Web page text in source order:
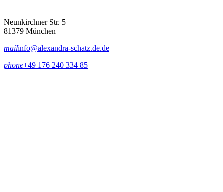
Neunkirchner Str. 5
81379 München
mailinfo@alexandra-schatz.de.de
phone+49 176 240 334 85